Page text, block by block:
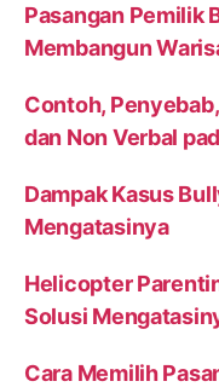
Pasangan Pemilik
Membangun
Contoh,
dan Non Verbal
Dampak Kasus
Mengatasinya
Helicopter
Solusi
Cara Memilih